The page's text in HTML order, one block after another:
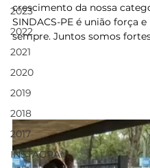
2023
2022
2021
2020
2019
2018
2017
INSTAGRAM
crescimento da nossa
SINDACS-PE é união força e
sempre. Juntos somos